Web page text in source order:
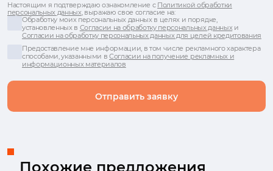
Отправить заявку
Настоящим я подтверждаю ознакомление с Политикой обработки
персональных данных, выражаю свое согласие на:
Обработку моих персональных данных в целях и порядке,
установленных в Согласии на обработку персональных данныхи
Согласии на обработку персональных данных для целей кредитования
Предоставление мне информации, в том числе рекламного характера
способами, указанными вСогласии на получение рекламных и
информационных материалов
Похожие предложения